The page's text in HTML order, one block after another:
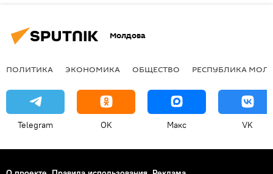
Молдова
ПОЛИТИКА ЭКОНОМИКА ОБЩЕСТВО РЕСПУБЛИКА
Telegram OK Макс VK